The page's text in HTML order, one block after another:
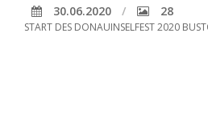
30.06.2020 28
START DES DONAUINSELFEST 2020